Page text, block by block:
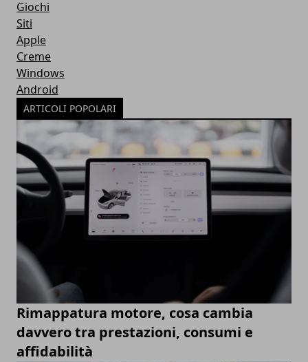
Giochi
Siti
Apple
Creme
Windows
Android
ARTICOLI POPOLARI
Rimappatura motore, cosa cambia
davvero tra prestazioni, consumi e
affidabilità